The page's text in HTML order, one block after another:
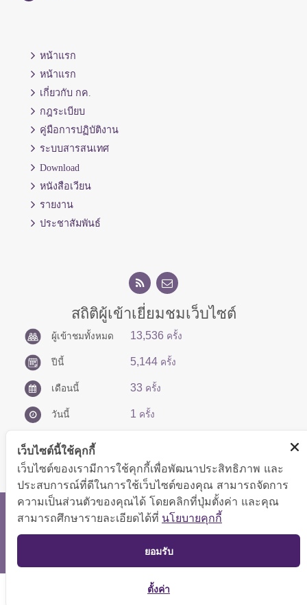
หน้าแรก
หน้าแรก
เกี่ยวกับ กค.
กฎระเบียบ
คู่มือการปฏิบัติงาน
ระบบสารสนเทศ
Download
หนังสือเวียน
รายงาน
ประชาสัมพันธ์
สถิติผู้เข้าเยี่ยมชมเว็บไซต์
ผู้เข้าชมทั้งหมด 13,536 ครั้ง
ปีนี้ 5,144 ครั้ง
เดือนนี้ 33 ครั้ง
วันนี้ 1 ครั้ง
สงวนลิขสิทธิ์ © 2566 กองบริหารการคลัง
แสดงผลได้ดีที่ขนาดหน้าจอ 1024x768 pixel
แผนผังเว็บไซต์
TOP
เว็บไซต์นี้ใช้คุกกี้
เว็บไซต์ของเรามีการใช้คุกกี้เพื่อพัฒนาประสิทธิภาพ และ
ประสบการณ์ที่ดีในการใช้เว็บไซต์ของคุณ สามารถจัดการ
ความเป็นส่วนตัวของคุณได้ โดยคลิกที่ปุ่มตั้งค่า และคุณ
สามารถศึกษารายละเอียดได้ที่ นโยบายคุกกี้
ยอมรับ
ตั้งค่า